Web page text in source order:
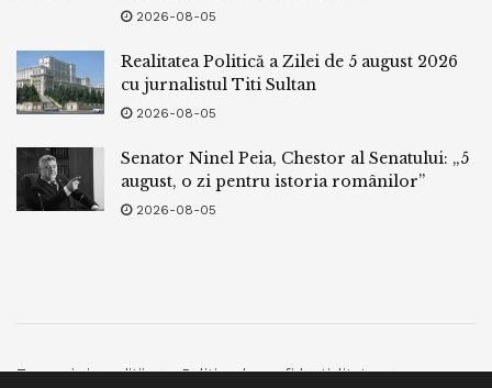
2026-08-05
Realitatea Politică a Zilei de 5 august 2026
cu jurnalistul Titi Sultan
2026-08-05
Senator Ninel Peia, Chestor al Senatului: „5
august, o zi pentru istoria românilor”
2026-08-05
Termeni si conditii Politica de confidentialitate